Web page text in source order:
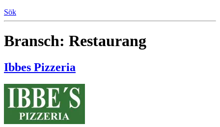
Sök
Bransch: Restaurang
Ibbes Pizzeria